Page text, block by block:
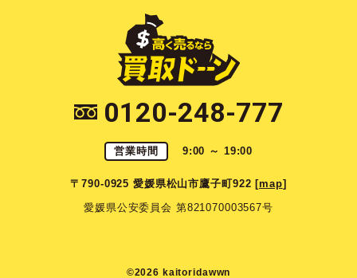
0120-248-777
営業時間 9:00 ～ 19:00
〒790-0925 愛媛県松山市鷹子町922 [map]
愛媛県公安委員会 第821070003567号
©2026 kaitoridawwn